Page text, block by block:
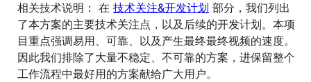
相关技术说明： 在 技术关注&开发计划 部分，我们列出
了本方案的主要技术关注点，以及后续的开发计划。本项
目重点强调易用、可靠、以及产生最终最终视频的速度。
因此我们排除了大量不稳定、不可靠的方案，进保留整个
工作流程中最好用的方案献给广大用户。